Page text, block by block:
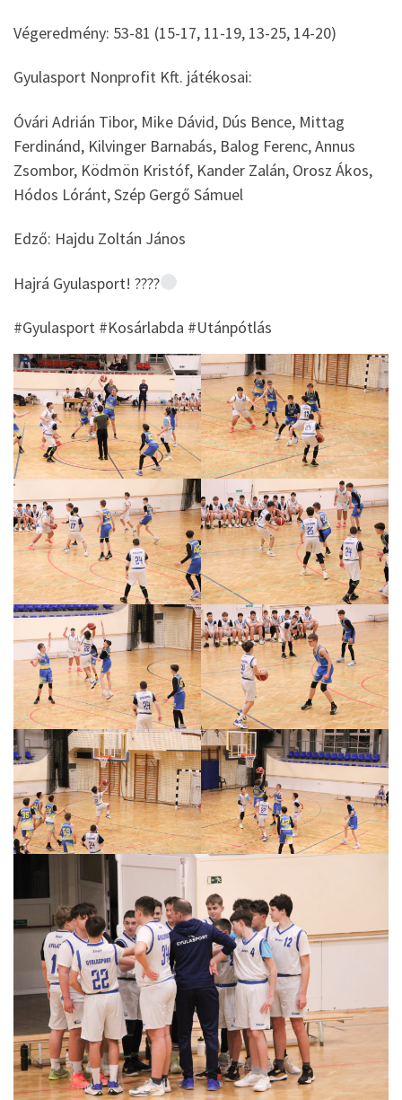
Végeredmény: 53-81 (15-17, 11-19, 13-25, 14-20)
Gyulasport Nonprofit Kft. játékosai:
Óvári Adrián Tibor, Mike Dávid, Dús Bence, Mittag
Ferdinánd, Kilvinger Barnabás, Balog Ferenc, Annus
Zsombor, Ködmön Kristóf, Kander Zalán, Orosz Ákos,
Hódos Lóránt, Szép Gergő Sámuel
Edző: Hajdu Zoltán János
Hajrá Gyulasport! ????
#Gyulasport #Kosárlabda #Utánpótlás